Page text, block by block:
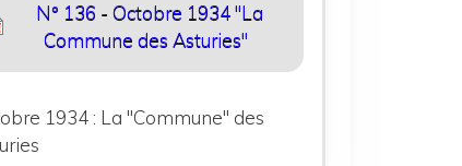
N° 136 - Octobre 1934 "La
Commune des Asturies"
1934 : La "Commune" des